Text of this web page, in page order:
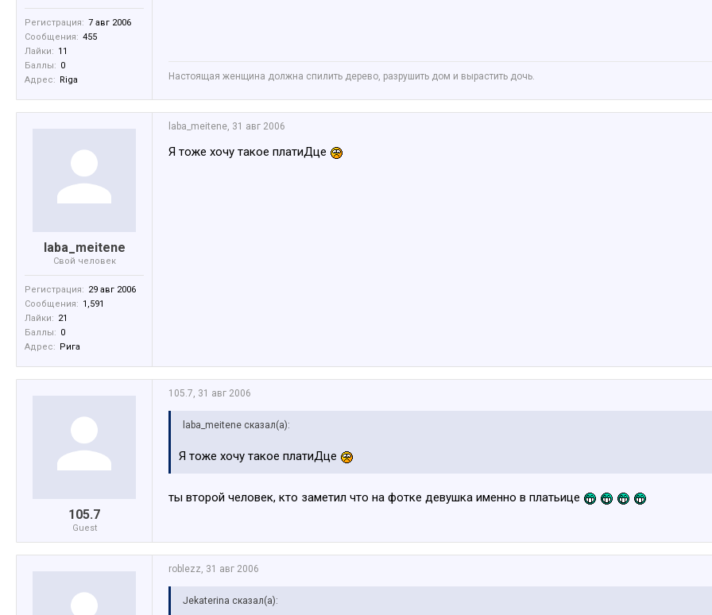
Регистрация: 7 авг 2006
Сообщения: 455
Лайки: 11
Баллы: 0
Адрес: Riga Настоящая женщина должна спилить дерево, разрушить дом и вырастить дочь.
laba_meitene
Свой человек
Регистрация: 29 авг 2006
Сообщения: 1,591
Лайки: 21
Баллы: 0
Адрес: Рига
laba_meitene 31 авг 2006
Я тоже хочу такое платиДце
105.7
Guest
105.7 31 авг 2006
laba_meitene сказал(а):
Я тоже хочу такое платиДце
ты второй человек, кто заметил что на фотке девушка именно в платьице
roblezz 31 авг 2006
Jekaterina сказал(а):